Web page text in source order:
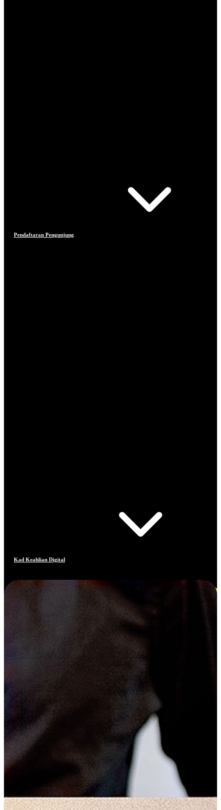
Pendaftaran Pengunjung
Kad Keahlian Digital